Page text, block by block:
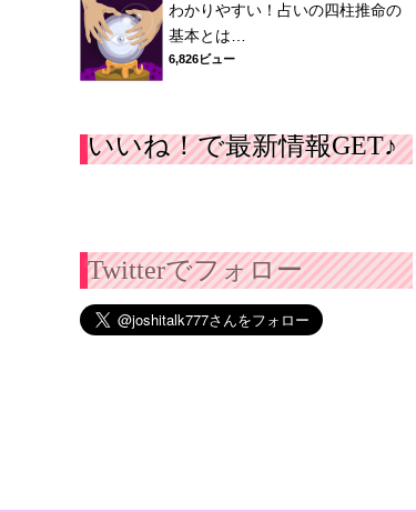
わかりやすい！占いの四柱推命の
基本とは…
6,826ビュー
いいね！で最新情報GET♪
Twitterでフォロー